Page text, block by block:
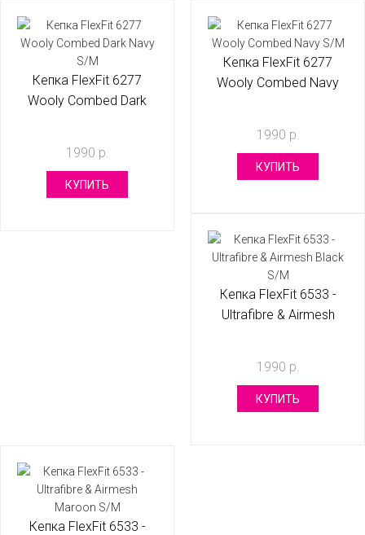
Кепка FlexFit 6277
Wooly Combed Dark
1990 р.
КУПИТЬ
Кепка FlexFit 6277
Wooly Combed Navy
1990 р.
КУПИТЬ
Кепка FlexFit 6533 -
Ultrafibre & Airmesh
1990 р.
КУПИТЬ
Кепка FlexFit 6533 -